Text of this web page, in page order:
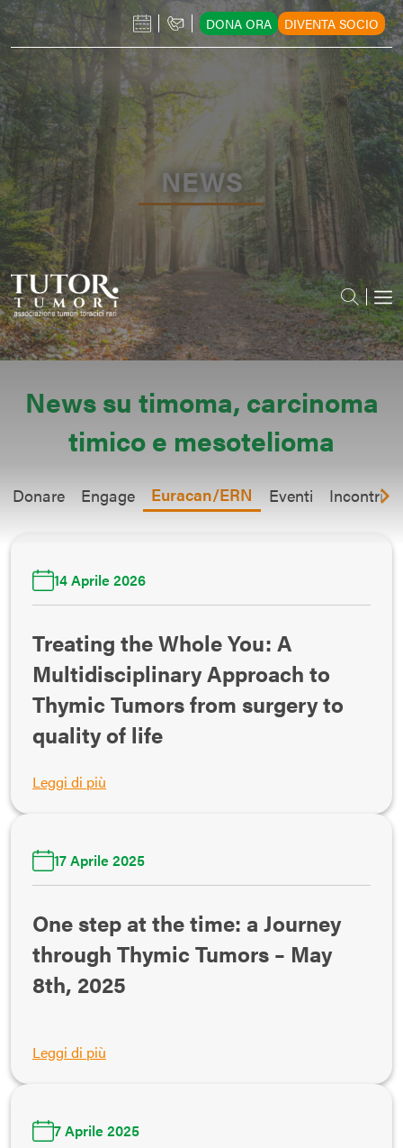
DONA ORA DIVENTA SOCIO
NEWS
News su timoma, carcinoma
timicoe mesotelioma
Donare Engage Euracan/ERN Eventi Incontri
14 Aprile 2026
Treating the Whole You: A
Multidisciplinary Approach to
Thymic Tumors from surgery to
quality of life
Leggi di più
17 Aprile 2025
One step at the time: a Journey
through Thymic Tumors – May
8th, 2025
Leggi di più
7 Aprile 2025